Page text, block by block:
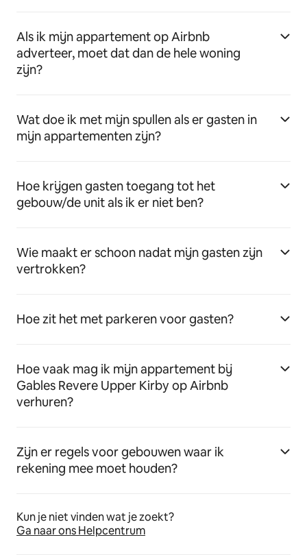
Als ik mijn appartement op Airbnb
adverteer, moet dat dan de hele woning
zijn?
Wat doe ik met mijn spullen als er gasten in
mijn appartementen zijn?
Hoe krijgen gasten toegang tot het
gebouw/de unit als ik er niet ben?
Wie maakt er schoon nadat mijn gasten zijn
vertrokken?
Hoe zit het met parkeren voor gasten?
Hoe vaak mag ik mijn appartement bij
Gables Revere Upper Kirby op Airbnb
verhuren?
Zijn er regels voor gebouwen waar ik
rekening mee moet houden?
Kun je niet vinden wat je zoekt?
Ga naar ons Helpcentrum